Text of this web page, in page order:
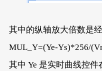
其中的纵轴放大倍数是
MUL_Y=(Ye-Ys)*256/
其中 Ye 是实时曲线控